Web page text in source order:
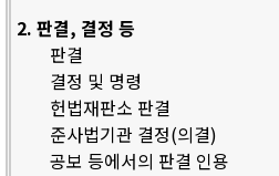
2. 판결, 결정 등
판결
결정 및 명령
헌법재판소 판결
준사법기관 결정(의결)
공보 등에서의 판결 인용